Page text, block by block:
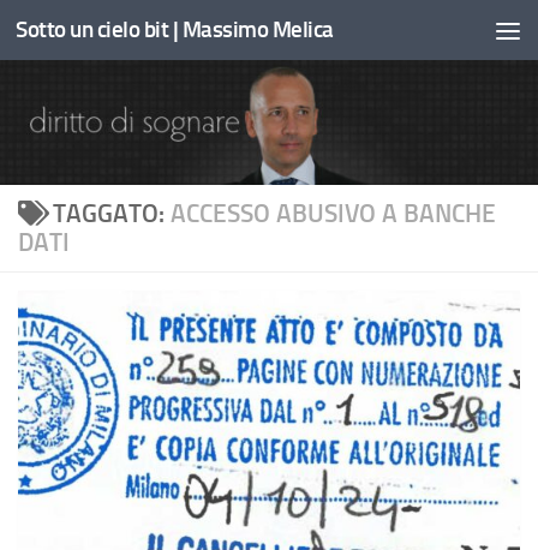
Sotto il contenuto
Sotto un cielo bit | Massimo Melica
TAGGATO: ACCESSO ABUSIVO A BANCHE
DATI